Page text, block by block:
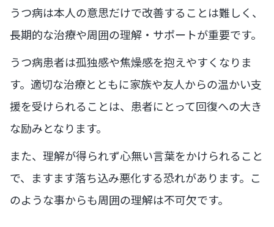
うつ病は本人の意思だけで改善することは難しく、
長期的な治療や周囲の理解・サポートが重要です。
うつ病患者は孤独感や焦燥感を抱えやすくなりま
す。適切な治療とともに家族や友人からの温かい支
援を受けられることは、患者にとって回復への大き
な励みとなります。
また、理解が得られず心無い言葉をかけられること
で、ますます落ち込み悪化する恐れがあります。こ
のような事からも周囲の理解は不可欠です。